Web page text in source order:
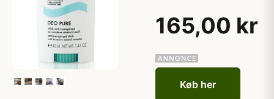
165,00 kr
Køb her